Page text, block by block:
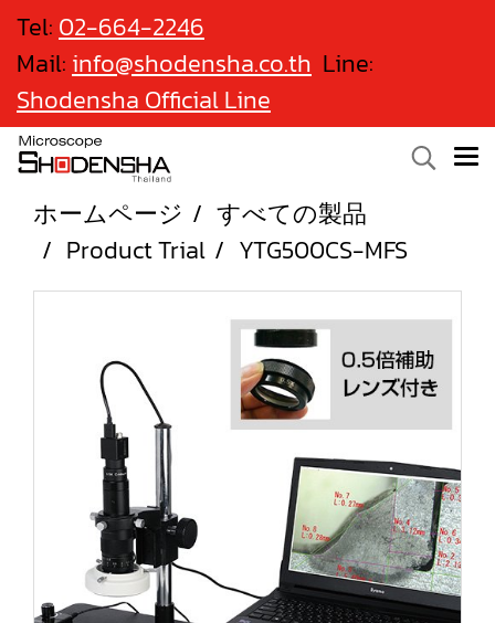
Tel: 02-664-2246
Mail: info@shodensha.co.th Line:
Shodensha Official Line
ホームページ
すべての製品
Product Trial
YTG500CS-MFS